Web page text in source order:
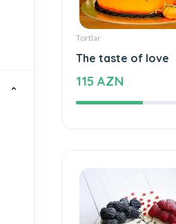
Tortlar
The taste of love
115 AZN